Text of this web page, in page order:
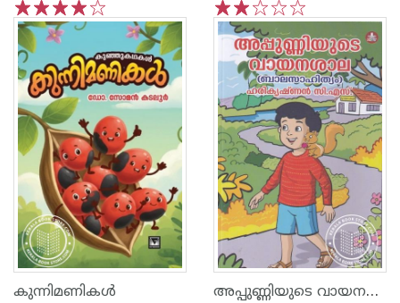
5
4
3
2
1 5
4
3
2
1
കുന്നിമണികൾ അപ്പുണ്ണിയുടെ വായനശാല